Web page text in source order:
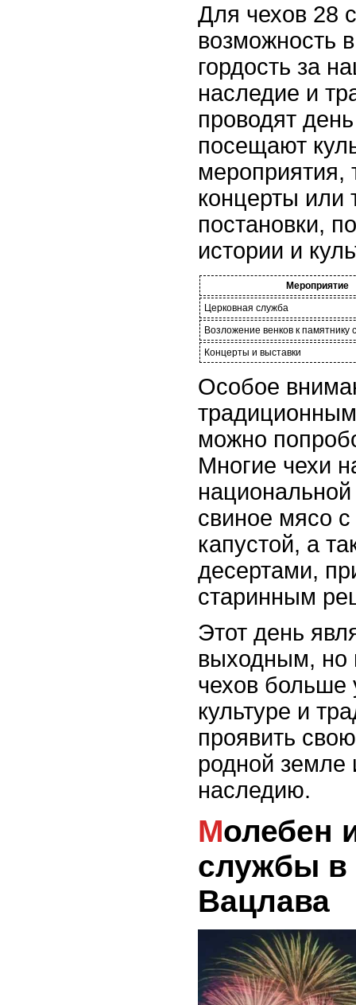
Для чехов 28
возможность
гордость за
наследие и
проводят
посещают
мероприятия,
концерты или
постановки,
истории и
Мероприятие
Церковная служба
Возложение венков к памятнику
Концерты и выставки
Особое
можно
Многие чехи
национальной
свиное мясо
капустой, а
десертами,
старинным
Этот день
выходным, но
чехов больше
культуре и
проявить
родной земле
наследию.
Молебен и церковные
службы в
Вацлава